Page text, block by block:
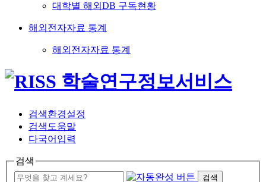
대학별 해외DB 구독현황
해외전자자료 통계
해외전자자료 통계
검색환경설정
검색도움말
다국어입력
검색
검색